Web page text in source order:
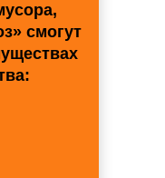
смогут